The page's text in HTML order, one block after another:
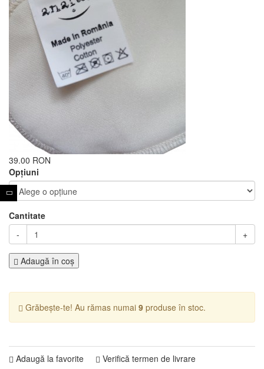
39.00 RON
Opţiuni
Cantitate
-
+
Adaugă în coş
Grăbește-te! Au rămas numai 9 produse în stoc.
Adaugă la favorite Verifică termen de livrare